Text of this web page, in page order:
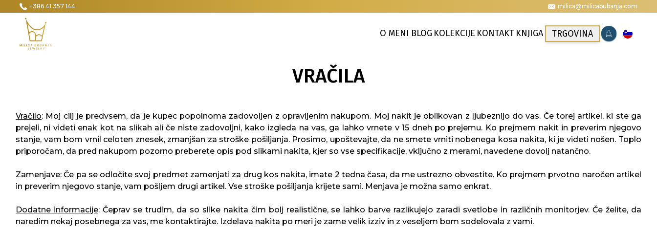
+386 41 357 144 milica@milicabubanja.com
O MENI BLOG KOLEKCIJE KONTAKT KNJIGA TRGOVINA
VRAČILA
Vračilo: Moj cilj je predvsem, da je kupec popolnoma zadovoljen z opravljenim nakupom. Moj nakit je oblikovan z ljubeznijo do vas. Če torej artikel, ki ste ga
prejeli, ni videti enak kot na slikah ali če niste zadovoljni, kako izgleda na vas, ga lahko vrnete v 15 dneh po prejemu. Ko prejmem nakit in preverim njegovo
stanje, vam bom vrnil celoten znesek, zmanjšan za stroške pošiljanja. Prosimo, upoštevajte, da ne smete vrniti nobenega kosa nakita, ki je videti nošen. Toplo
priporočam, da pred nakupom pozorno preberete opis pod slikami nakita, kjer so vse specifikacije, vključno z merami, navedene dovolj natančno.
Zamenjave: Če pa se odločite svoj predmet zamenjati za drug kos nakita, imate 2 tedna časa, da me ustrezno obvestite. Ko prejmem prvotno naročen artikel
in preverim njegovo stanje, vam pošljem drugi artikel. Vse stroške pošiljanja krijete sami. Menjava je možna samo enkrat.
Dodatne informacije: Čeprav se trudim, da so slike nakita čim bolj realistične, se lahko barve razlikujejo zaradi svetlobe in različnih monitorjev. Če želite, da
naredim nekaj posebnega za vas, me kontaktirajte. Izdelava nakita po meri je zame velik izziv in z veseljem bom sodelovala z vami.